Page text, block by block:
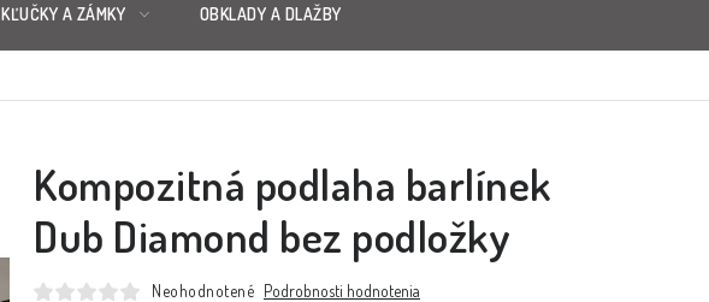
KĽUČKY A ZÁMKY OBKLADY A DLAŽBY
Kompozitná podlaha barlínek
Dub Diamond bez podložky
Neohodnotené Podrobnosti hodnotenia